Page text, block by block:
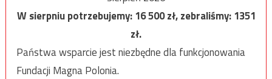
W sierpniu potrzebujemy:16 500zł, zebraliśmy:1351
zł.
Państwa wsparcie jest niezbędne dla funkcjonowania
Fundacji Magna Polonia.